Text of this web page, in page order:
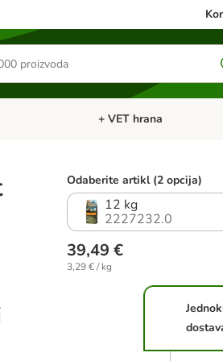
Male životinjePregled kategorija: Ptice
+ VET hrana
Odaberite artikl (2 opcija)
12 kg
2227232.0
39,49 €
3,29 € / kg